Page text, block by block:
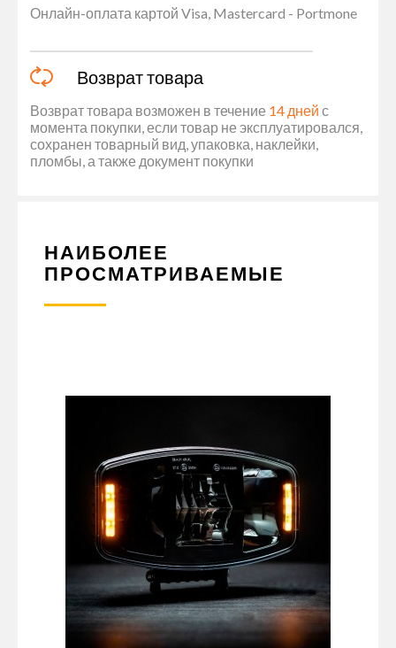
Онлайн-оплата картой Visa, Mastercard - Portmone
Возврат товара
Возврат товара возможен в течение 14 дней с
момента покупки, если товар не эксплуатировался,
сохранен товарный вид, упаковка, наклейки,
пломбы, а также документ покупки
НАИБОЛЕЕ
ПРОСМАТРИВАЕМЫЕ